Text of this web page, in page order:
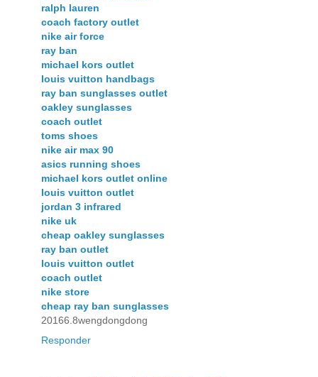
ralph lauren
coach factory outlet
nike air force
ray ban
michael kors outlet
louis vuitton handbags
ray ban sunglasses outlet
oakley sunglasses
coach outlet
toms shoes
nike air max 90
asics running shoes
michael kors outlet online
louis vuitton outlet
jordan 3 infrared
nike uk
cheap oakley sunglasses
ray ban outlet
louis vuitton outlet
coach outlet
nike store
cheap ray ban sunglasses
20166.8wengdongdong
Responder